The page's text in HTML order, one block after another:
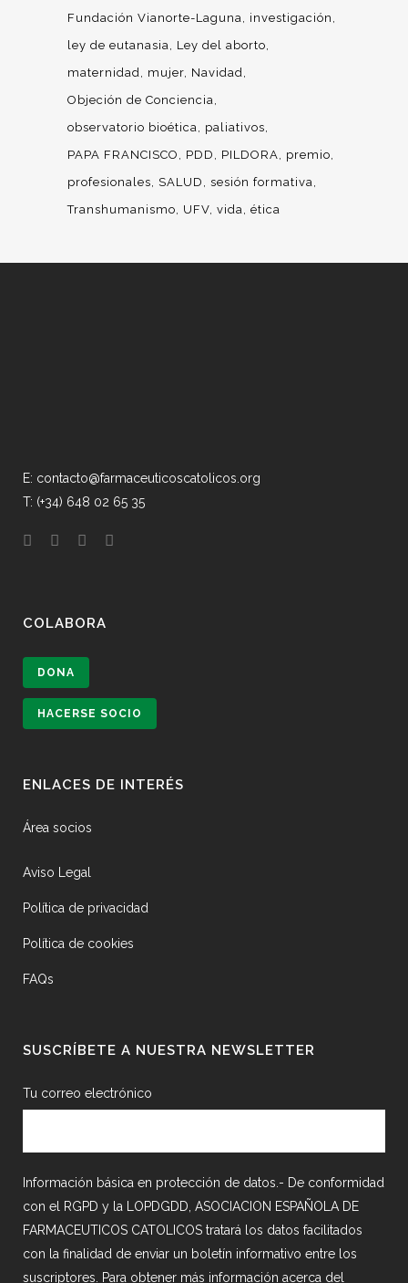
Fundación Vianorte-Laguna
investigación
ley de eutanasia
Ley del aborto
maternidad
mujer Navidad
Objeción de Conciencia
observatorio bioética
paliativos
PAPA FRANCISCO
PDD PILDORA
premio
profesionales
SALUD
sesión formativa
Transhumanismo
UFV vida ética
E: contacto@farmaceuticoscatolicos.org
T: (+34) 648 02 65 35
COLABORA
DONA
HACERSE SOCIO
ENLACES DE INTERÉS
Área socios
Aviso Legal
Política de privacidad
Política de cookies
FAQs
SUSCRÍBETE A NUESTRA NEWSLETTER
Tu correo electrónico
Información básica en protección de datos.- De conformidad
con el RGPD y la LOPDGDD, ASOCIACION ESPAÑOLA DE
FARMACEUTICOS CATOLICOS tratará los datos facilitados
con la finalidad de enviar un boletín informativo entre los
suscriptores. Para obtener más información acerca del